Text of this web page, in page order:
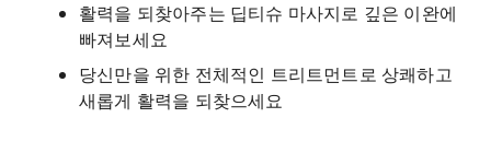
활력을 되찾아주는 딥티슈 마사지로 깊은 이완에
빠져보세요
당신만을 위한 전체적인 트리트먼트로 상쾌하고
새롭게 활력을 되찾으세요